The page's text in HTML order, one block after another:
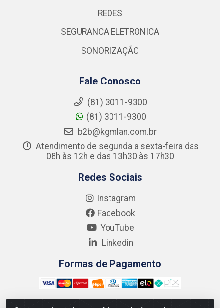
REDES
SEGURANCA ELETRONICA
SONORIZAÇÃO
Fale Conosco
(81) 3011-9300
(81) 3011-9300
b2b@kgmlan.com.br
Atendimento de segunda a sexta-feira das
08h às 12h e das 13h30 às 17h30
Redes Sociais
Instagram
Facebook
YouTube
Linkedin
Formas de Pagamento